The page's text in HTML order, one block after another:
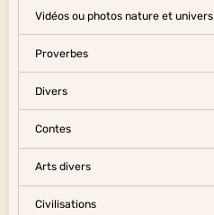
Vidéos ou photos nature et univers
Proverbes
Divers
Contes
Arts divers
Civilisations